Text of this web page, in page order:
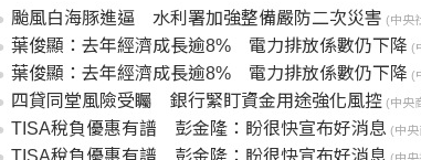
颱風白海豚進逼 水利署加強整備嚴防二次災害 (中央
葉俊顯：去年經濟成長逾8% 電力排放係數仍下降 (
葉俊顯：去年經濟成長逾8% 電力排放係數仍下降 (
四貸同堂風險受矚 銀行緊盯資金用途強化風控 (中央
TISA稅負優惠有譜 彭金隆：盼很快宣布好消息 (中